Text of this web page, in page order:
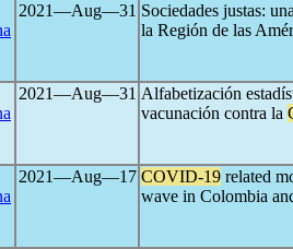
2021―Aug―31 Sociedades justas:
la Región de las
2021―Aug―31 Alfabetización
vacunación contra la
2021―Aug―17 COVID-19 related
wave in Colombia